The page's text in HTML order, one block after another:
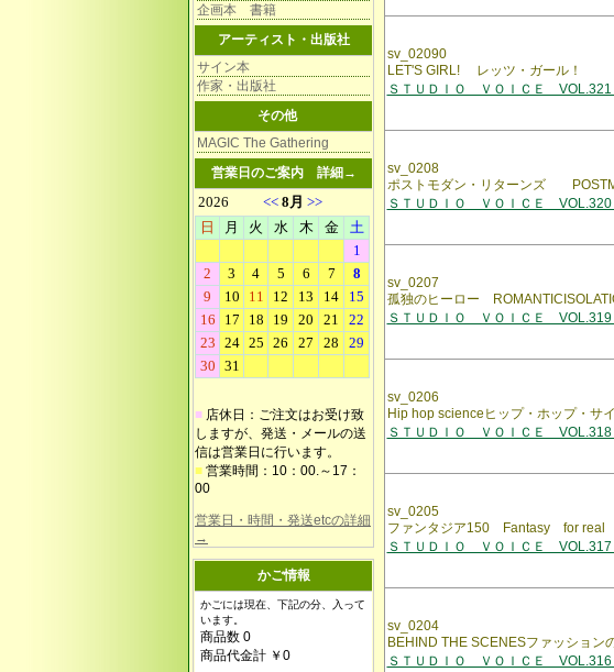
企画本 書籍
アーティスト・出版社
サイン本
作家・出版社
その他
MAGIC The Gathering
営業日のご案内 詳細→
■ 店休日：ご注文はお受け致
しますが、発送・メールの送
信は営業日に行います。
■ 営業時間：10：00.～17：
00
営業日・時間・発送etcの詳細
→
かご情報
かごには現在、下記の分、入って
います。
商品数 0
商品代金計 ￥0
sv_02090
LET'S GIRL! レッツ・ガール！
ＳＴＵＤＩＯ ＶＯＩＣＥ
sv_0208
ポストモダン・リターンズ
ＳＴＵＤＩＯ ＶＯＩＣＥ
sv_0207
孤独のヒーロー
ＳＴＵＤＩＯ ＶＯＩＣＥ
sv_0206
Hip hop scienceヒップ・ホップ・サ
ＳＴＵＤＩＯ ＶＯＩＣＥ
sv_0205
ファンタジア150 Fantasy for real
ＳＴＵＤＩＯ ＶＯＩＣＥ
sv_0204
BEHIND THE SCENESファッション
ＳＴＵＤＩＯ ＶＯＩＣＥ